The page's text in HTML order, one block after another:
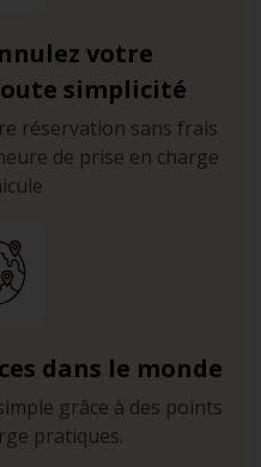
votre
simplicité
réservation sans frais
de prise en charge
dans le monde
grâce à des points
pratiques.